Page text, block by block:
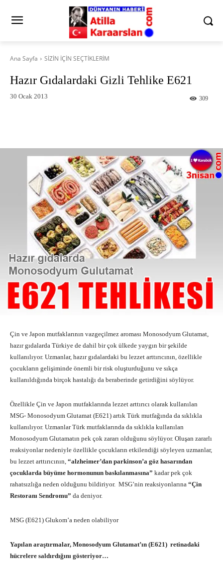
Ana Sayfa SİZİN İÇİN SEÇTİKLERİM
Hazır Gıdalardaki Gizli Tehlike E621
30 Ocak 2013 309
Çin ve Japon mutfaklarının vazgeçilmez aroması Monosodyum Glutamat,
hazır gıdalarda Türkiye de dahil bir çok ülkede yaygın bir şekilde
kullanılıyor. Uzmanlar, hazır gıdalardaki bu lezzet arttırıcının, özellikle
çocukların gelişiminde önemli bir risk oluşturduğunu ve sıkça
kullanıldığında birçok hastalığı da beraberinde getirdiğini söylüyor.
Özellikle Çin ve Japon mutfaklarında lezzet arttırıcı olarak kullanılan
MSG- Monosodyum Glutamat (E621) artık Türk mutfağında da sıklıkla
kullanılıyor. Uzmanlar Türk mutfaklarında da sıklıkla kullanılan
Monosodyum Glutamatın pek çok zararı olduğunu söylüyor. Oluşan zararlı
reaksiyonlar nedeniyle özellikle çocukların etkilendiği söyleyen uzmanlar,
bu lezzet arttırıcının, “alzheimer’dan parkinson’a göz hasarından
çocuklarda büyüme hormonunun baskılanmasına” kadar pek çok
rahatsızlığa neden olduğunu bildiriyor. MSG’nin reaksiyonlarına “Çin
Restoranı Sendromu” da deniyor.
MSG (E621) Glukom’a neden olabiliyor
Yapılan araştırmalar, Monosodyum Glutamat’ın (E621) retinadaki
hücrelere saldırdığını gösteriyor…